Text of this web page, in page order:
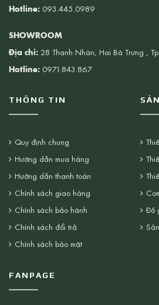
Hotline: 093.445.0989
SHOWROOM
Địa chỉ: 28 Thanh Nhàn, Hai Bà Trưng ,
Hotline: 0971.843.867
THÔNG TIN
Quy định chung
Hướng dẫn mua hàng
Hướng dẫn thanh toán
Chính sách giao hàng
Chính sách bảo hành
Chính sách đổi trả
Chính sách bảo mật
Đồ
FANPAGE